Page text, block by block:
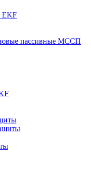
EKF
пассивные МССП